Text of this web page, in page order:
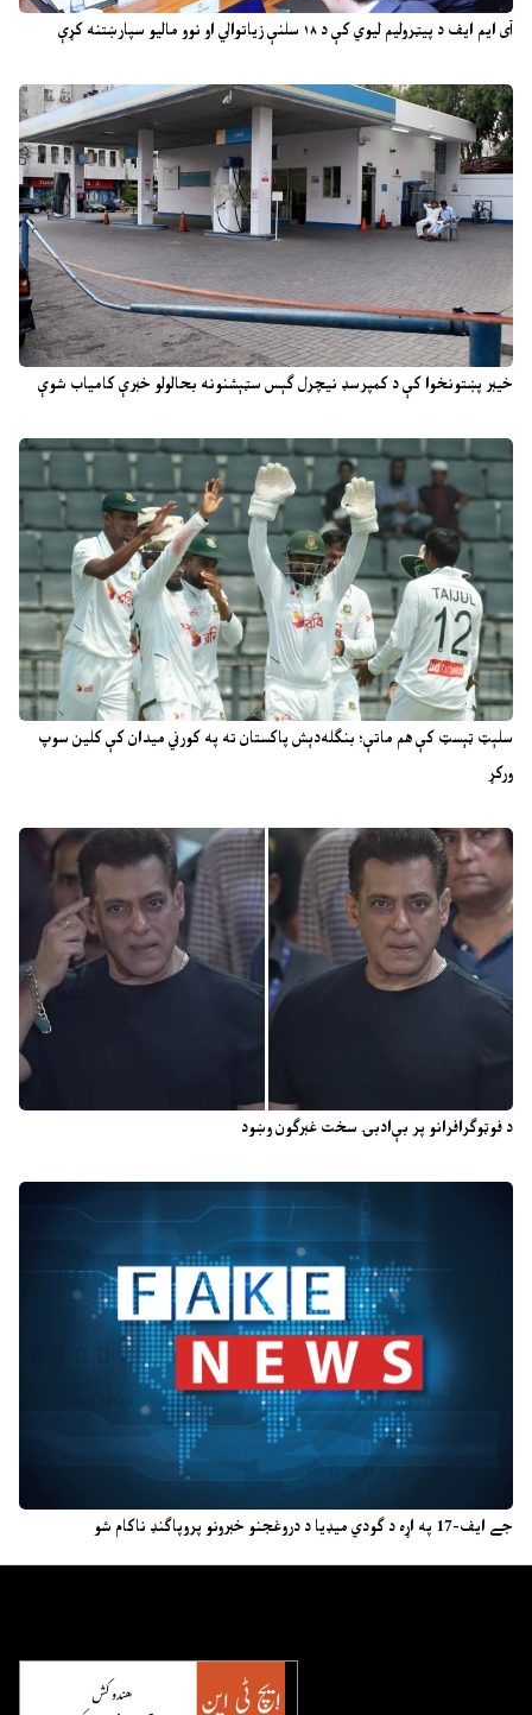
آی ایم ایف د پیټرولیم لیوي کې د ۱۸ سلنې زیاتوالي او نوو مالیو سپارښتنه کړې
خیبر پښتونخوا کې د کمپرسډ نیچرل ګېس سټېشنونه بحالولو خبرې کامیاب شوې
سلېټ ټېسټ کې هم ماتې؛ بنګله‌دېش پاکستان ته په کورني میدان کې کلین سوپ
ورکړ
د فوټوګرافرانو پر بې‌ادبۍ سخت غبرګون وښود
جے ایف-17 په اړه د ګودي میډیا د دروغجنو خبرونو پروپاګنډ ناکام شو